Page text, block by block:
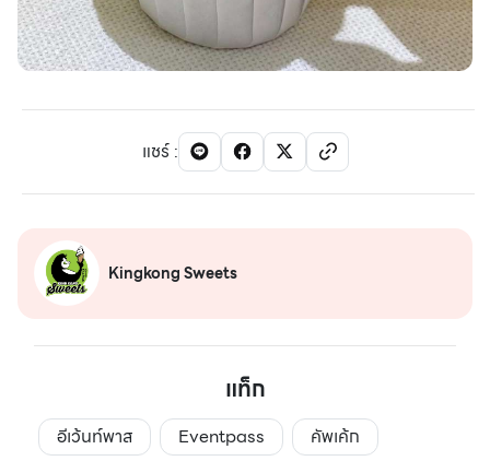
แชร์:
Kingkong Sweets
แท็ก
อีเว้นท์พาส Eventpass
คัพเค้ก